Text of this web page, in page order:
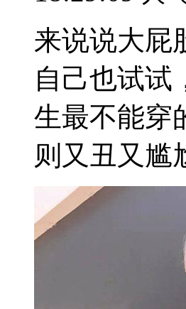
来说说大屁
自己也试试
生最不能穿
则又丑又尴